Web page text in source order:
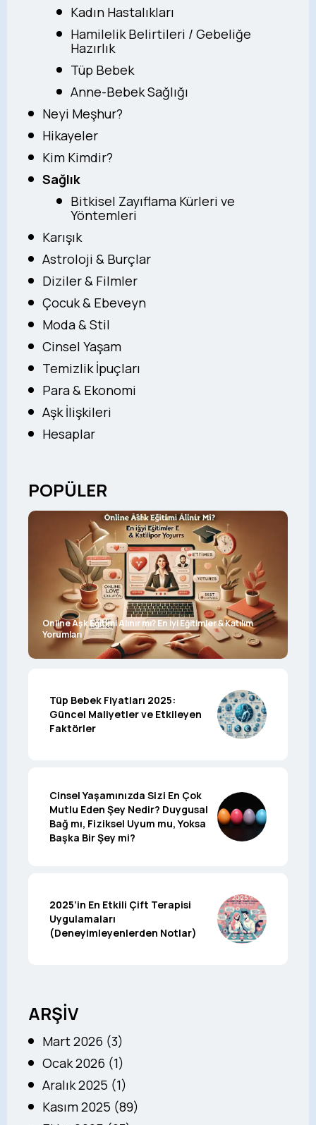
Kadın Hastalıkları
Hamilelik Belirtileri / Gebeliğe
Hazırlık
Tüp Bebek
Anne-Bebek Sağlığı
Neyi Meşhur?
Hikayeler
Kim Kimdir?
Sağlık
Bitkisel Zayıflama Kürleri ve
Yöntemleri
Karışık
Astroloji & Burçlar
Diziler & Filmler
Çocuk & Ebeveyn
Moda & Stil
Cinsel Yaşam
Temizlik İpuçları
Para & Ekonomi
Aşk İlişkileri
Hesaplar
POPÜLER
Online Aşk Eğitimi Alınır mı? En İyi Eğitimler & Katılım
Yorumları
Tüp Bebek Fiyatları 2025:
Güncel Maliyetler ve Etkileyen
Faktörler
Cinsel Yaşamınızda Sizi En Çok
Mutlu Eden Şey Nedir? Duygusal
Bağ mı, Fiziksel Uyum mu, Yoksa
Başka Bir Şey mi?
2025’in En Etkili Çift Terapisi
Uygulamaları
(Deneyimleyenlerden Notlar)
ARŞİV
Mart 2026 (3)
Ocak 2026 (1)
Aralık 2025 (1)
Kasım 2025 (89)